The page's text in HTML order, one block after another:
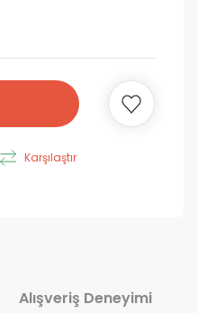
Karşılaştır
Alışveriş Deneyimi